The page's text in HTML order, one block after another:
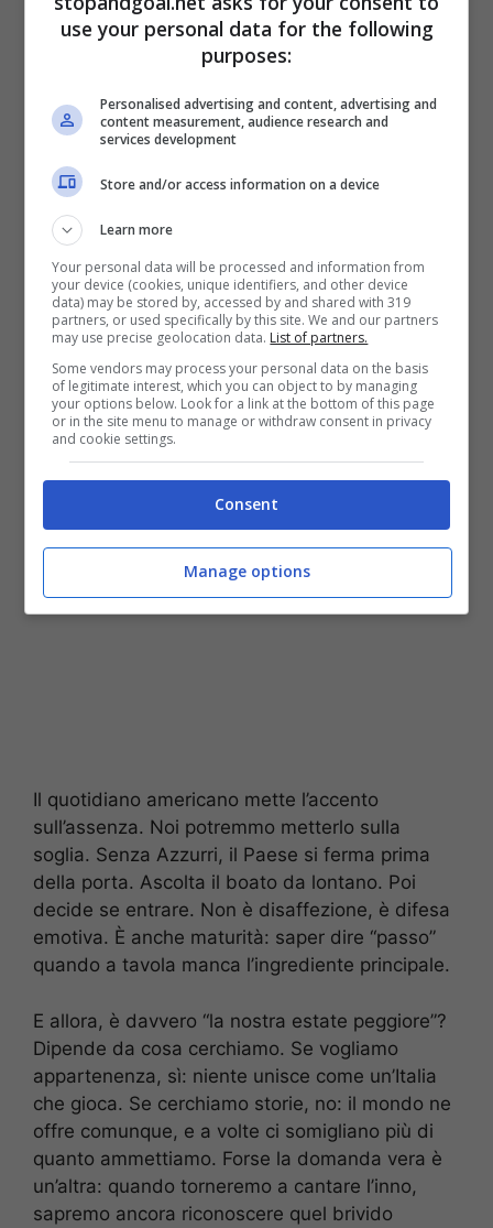
semifinali, la finale, i colpi di genio che restano.
Oltre l’ironia: come si
guarda il torneo in Italia
È una fruizione a elastico. Gruppi WhatsApp che
rimbalzano highlights. Televisori accesi
all’ultimo, solo per le grandi notti. Album
completati lo stesso, magari scambiando
figurine al mercato rionale. Un occhio allaSerie
: se un giocatore del tuo club brilla con un’altra
maglia, lo senti un po’ tuo. E poi c’è l’economia
minuta del tifo: la birra spillata solo quando vale
la pena, i maxischermi montati per le partite
“che contano”, i pronostici tra colleghi che
tengono viva la conversazione.
Il quotidiano americano mette l’accento
sull’assenza. Noi potremmo metterlo sulla
soglia. Senza Azzurri, il Paese si ferma prima
della porta. Ascolta il boato da lontano. Poi
decide se entrare. Non è disaffezione, è difesa
emotiva. È anche maturità: saper dire “passo”
quando a tavola manca l’ingrediente principale.
E allora, è davvero “la nostra estate peggiore”?
Dipende da cosa cerchiamo. Se vogliamo
appartenenza, sì: niente unisce come un’Italia
che gioca. Se cerchiamo storie, no: il mondo ne
offre comunque, e a volte ci somigliano più di
quanto ammettiamo. Forse la domanda vera è
un’altra: quando torneremo a cantare l’inno,
sapremo ancora riconoscere quel brivido
use your personal data for the following
purposes:
Personalised advertising and content, advertising and
content measurement, audience research and
services development
Store and/or access information on a device
Learn more
Your personal data will be processed and information from
your device (cookies, unique identifiers, and other device
data) may be stored by, accessed by and shared with 319
partners, or used specifically by this site. We and our partners
may use precise geolocation data. List of partners.
Some vendors may process your personal data on the basis
of legitimate interest, which you can object to by managing
your options below. Look for a link at the bottom of this page
or in the site menu to manage or withdraw consent in privacy
and cookie settings.
Consent
Manage options